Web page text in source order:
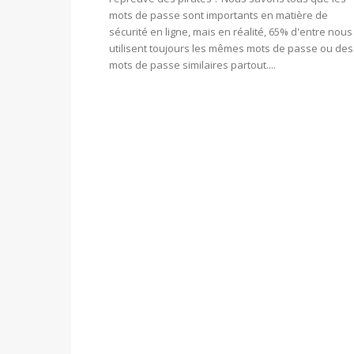
mots de passe sont importants en matière de
sécurité en ligne, mais en réalité, 65% d'entre nous
utilisent toujours les mêmes mots de passe ou des
mots de passe similaires partout....